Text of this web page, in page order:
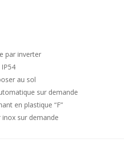
par inverter
au sol
sur demande
en plastique “F”
sur demande